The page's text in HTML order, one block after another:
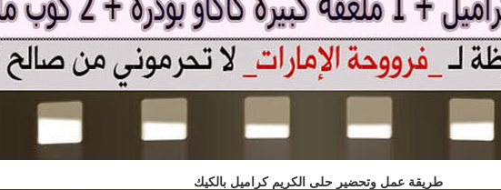
طريقة عمل وتحضير حلى الكريم كراميل بالكيك